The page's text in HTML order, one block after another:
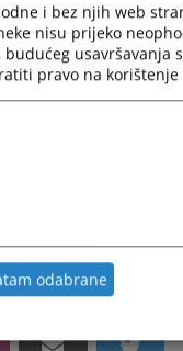
Odjel za
tužilaštvima i Odjel
i bez njih web
nisu prijeko
usavršavanja
pravo na
odabrane